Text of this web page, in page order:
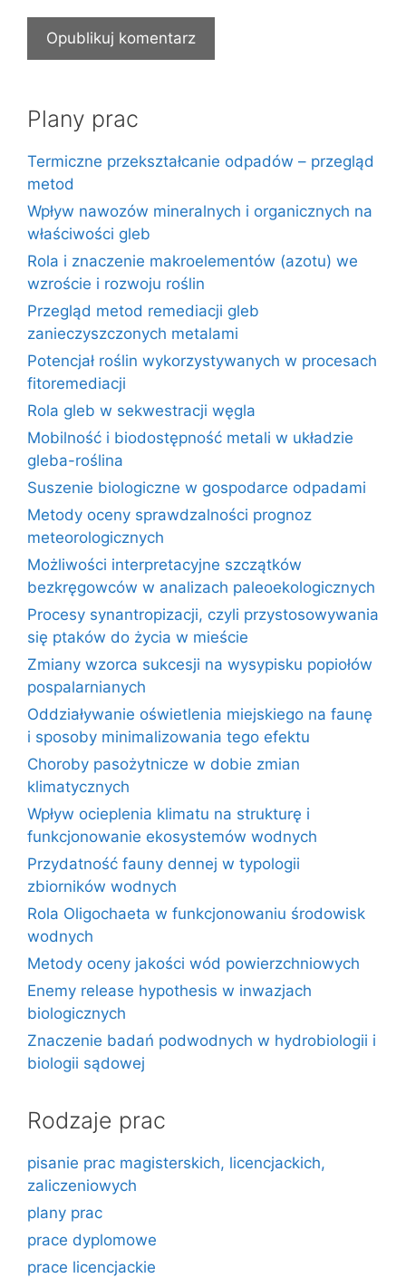
Plany prac
Termiczne przekształcanie odpadów – przegląd
metod
Wpływ nawozów mineralnych i organicznych na
właściwości gleb
Rola i znaczenie makroelementów (azotu) we
wzroście i rozwoju roślin
Przegląd metod remediacji gleb
zanieczyszczonych metalami
Potencjał roślin wykorzystywanych w procesach
fitoremediacji
Rola gleb w sekwestracji węgla
Mobilność i biodostępność metali w układzie
gleba-roślina
Suszenie biologiczne w gospodarce odpadami
Metody oceny sprawdzalności prognoz
meteorologicznych
Możliwości interpretacyjne szczątków
bezkręgowców w analizach paleoekologicznych
Procesy synantropizacji, czyli przystosowywania
się ptaków do życia w mieście
Zmiany wzorca sukcesji na wysypisku popiołów
pospalarnianych
Oddziaływanie oświetlenia miejskiego na faunę
i sposoby minimalizowania tego efektu
Choroby pasożytnicze w dobie zmian
klimatycznych
Wpływ ocieplenia klimatu na strukturę i
funkcjonowanie ekosystemów wodnych
Przydatność fauny dennej w typologii
zbiorników wodnych
Rola Oligochaeta w funkcjonowaniu środowisk
wodnych
Metody oceny jakości wód powierzchniowych
Enemy release hypothesis w inwazjach
biologicznych
Znaczenie badań podwodnych w hydrobiologii i
biologii sądowej
Rodzaje prac
pisanie prac magisterskich, licencjackich,
zaliczeniowych
plany prac
prace dyplomowe
prace licencjackie